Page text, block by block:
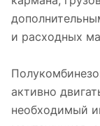
и расходных
активно
необходимый